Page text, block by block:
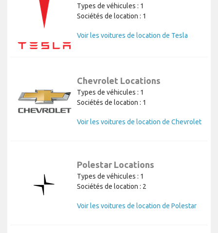
Types de véhicules : 1
Sociétés de location : 1
Voir les voitures de location de Tesla
Chevrolet Locations
Types de véhicules : 1
Sociétés de location : 1
Voir les voitures de location de Chevrolet
Polestar Locations
Types de véhicules : 1
Sociétés de location : 2
Voir les voitures de location de Polestar